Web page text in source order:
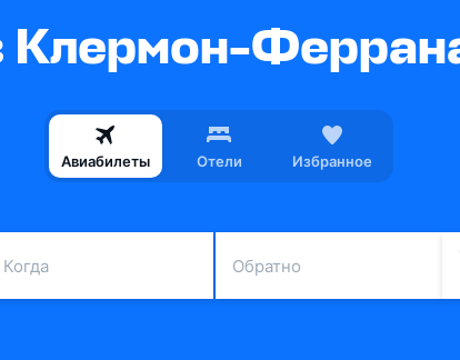
Клермон-
Авиабилеты Отели Избранное
Когда Обратно